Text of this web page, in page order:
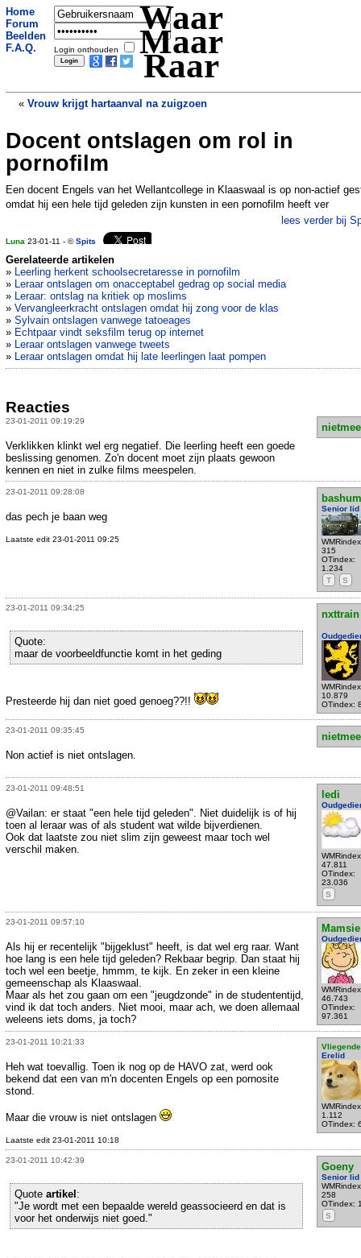
Home
Forum
Beelden
F.A.Q.
Login onthouden
Waar
Maar
Raar
« Vrouw krijgt hartaanval na zuigzoen
Ophef over stropdas »
Docent ontslagen om rol in
pornofilm
Een docent Engels van het Wellantcollege in Klaaswaal is op non-actief
omdat hij een hele tijd geleden zijn kunsten in een pornofilm heeft ver
lees verder bij
Luna 23-01-11 - ©Spits
Gerelateerde artikelen
» Leerling herkent schoolsecretaresse in pornofilm
» Leraar ontslagen om onacceptabel gedrag op social media
» Leraar: ontslag na kritiek op moslims
» Vervangleerkracht ontslagen omdat hij zong voor de klas
» Sylvain ontslagen vanwege tatoeages
» Echtpaar vindt seksfilm terug op internet
» Leraar ontslagen vanwege tweets
» Leraar ontslagen omdat hij late leerlingen laat pompen
Reacties
23-01-2011 09:19:29
Verklikken klinkt wel erg negatief. Die leerling heeft een goede
beslissing genomen. Zo'n docent moet zijn plaats gewoon
kennen en niet in zulke films meespelen.
23-01-2011 09:28:08
Senior lid
315
OTindex:
1.234
T
S
das pech je baan weg
Laatste edit 23-01-2011 09:25
23-01-2011 09:34:25
nxttrain
10.879
OTindex:
Quote:
maar de voorbeeldfunctie komt in het geding
Presteerde hij dan niet goed genoeg??!!
23-01-2011 09:35:45
Non actief is niet ontslagen.
23-01-2011 09:48:51
ledi
47.811
OTindex:
23.036
S
@Vailan: er staat "een hele tijd geleden". Niet duidelijk is of hij
toen al leraar was of als student wat wilde bijverdienen.
Ook dat laatste zou niet slim zijn geweest maar toch wel
verschil maken.
23-01-2011 09:57:10
Mamsie
46.743
OTindex:
97.361
Als hij er recentelijk "bijgeklust" heeft, is dat wel erg raar. Want
hoe lang is een hele tijd geleden? Rekbaar begrip. Dan staat hij
toch wel een beetje, hmmm, te kijk. En zeker in een kleine
gemeenschap als Klaaswaal.
Maar als het zou gaan om een "jeugdzonde" in de studententijd,
vind ik dat toch anders. Niet mooi, maar ach, we doen allemaal
weleens iets doms, ja toch?
23-01-2011 10:21:33
Erelid
1.112
OTindex:
Heh wat toevallig. Toen ik nog op de HAVO zat, werd ook
bekend dat een van m'n docenten Engels op een pornosite
stond.
Maar die vrouw is niet ontslagen
Laatste edit 23-01-2011 10:18
23-01-2011 10:42:39
Goeny
Senior lid
258
OTindex:
S
Quote artikel :
"Je wordt met een bepaalde wereld geassocieerd en dat is
voor het onderwijs niet goed."